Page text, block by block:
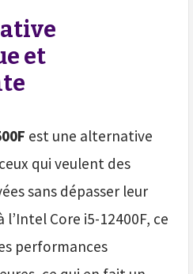
et
est une alternative
qui veulent des
sans dépasser leur
Core i5-12400F, ce
performances